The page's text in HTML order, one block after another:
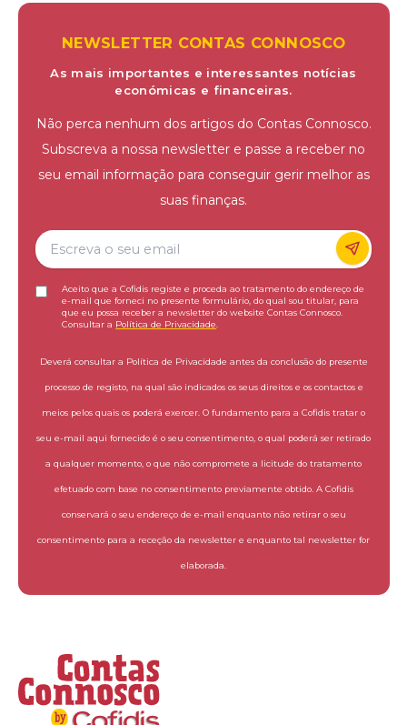
NEWSLETTER CONTAS CONNOSCO
As mais importantes e interessantes notícias
económicas e financeiras.
Não perca nenhum dos artigos do Contas Connosco.
Subscreva a nossa newsletter e passe a receber no
seu email informação para conseguir gerir melhor as
suas finanças.
Aceito que a Cofidis registe e proceda ao tratamento do endereço de
e-mail que forneci no presente formulário, do qual sou titular, para
que eu possa receber a newsletter do website Contas Connosco.
Consultar a Política de Privacidade
Deverá consultar a Política de Privacidade antes da conclusão do presente
processo de registo, na qual são indicados os seus direitos e os contactos e
meios pelos quais os poderá exercer. O fundamento para a Cofidis tratar o
seu e-mail aqui fornecido é o seu consentimento, o qual poderá ser retirado
a qualquer momento, o que não compromete a licitude do tratamento
efetuado com base no consentimento previamente obtido. A Cofidis
conservará o seu endereço de e-mail enquanto não retirar o seu
consentimento para a receção da newsletter e enquanto tal newsletter for
elaborada.